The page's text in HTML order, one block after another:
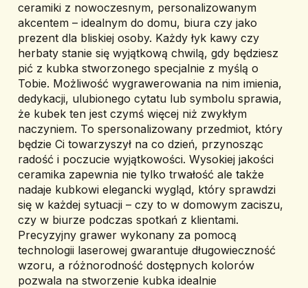
ceramiki z nowoczesnym, personalizowanym
akcentem – idealnym do domu, biura czy jako
prezent dla bliskiej osoby. Każdy łyk kawy czy
herbaty stanie się wyjątkową chwilą, gdy będziesz
pić z kubka stworzonego specjalnie z myślą o
Tobie. Możliwość wygrawerowania na nim imienia,
dedykacji, ulubionego cytatu lub symbolu sprawia,
że kubek ten jest czymś więcej niż zwykłym
naczyniem. To spersonalizowany przedmiot, który
będzie Ci towarzyszył na co dzień, przynosząc
radość i poczucie wyjątkowości. Wysokiej jakości
ceramika zapewnia nie tylko trwałość ale także
nadaje kubkowi elegancki wygląd, który sprawdzi
się w każdej sytuacji – czy to w domowym zaciszu,
czy w biurze podczas spotkań z klientami.
Precyzyjny grawer wykonany za pomocą
technologii laserowej gwarantuje długowieczność
wzoru, a różnorodność dostępnych kolorów
pozwala na stworzenie kubka idealnie